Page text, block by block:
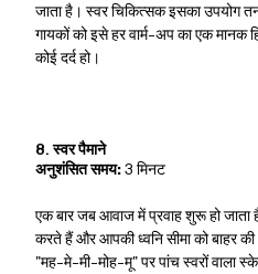
जाता है। स्वर चिकित्सक इसका उपयोग
गायकों को इसे हर वार्म-अप का एक मानक
कोई दर्द हो।
8. स्वर पैमाने
अनुशंसित समय:3 मिनट
एक बार जब आवाज में प्रवाह शुरू हो
करते हैं और आपकी ध्वनि सीमा को बाहर
"मह-मे-मी-मोह-मू" पर पांच स्वरों वाला